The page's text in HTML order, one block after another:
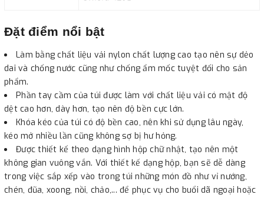
Đặt điểm nổi bật
Làm bằng chất liệu vải nylon chất lượng cao tạo nên sự dẻo
dai và chống nước cũng như chống ẩm mốc tuyệt đối cho sản
phẩm.
Phần tay cầm của túi được làm với chất liệu vải có mật độ
dệt cao hơn, dày hơn, tạo nên độ bền cực lớn.
Khóa kéo của túi có độ bền cao, nên khi sử dụng lâu ngày,
kéo mở nhiều lần cũng không sợ bị hư hỏng.
Được thiết kế theo dạng hình hộp chữ nhật, tạo nên một
không gian vuông vắn. Với thiết kế dạng hộp, bạn sẽ dễ dàng
trong việc sắp xếp vào trong túi những món đồ như vỉ nướng,
chén, đũa, xoong, nồi, chảo,... để phục vụ cho buổi dã ngoại hoặc